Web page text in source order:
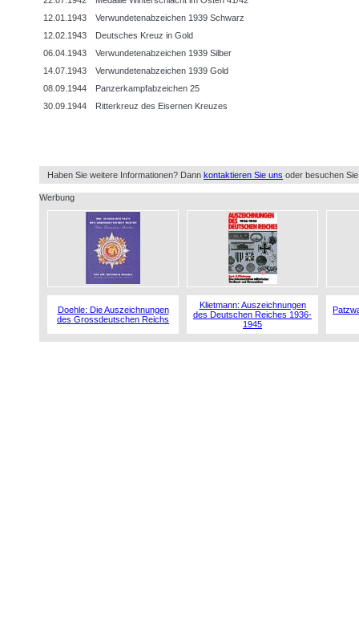
12.01.1943
Verwundetenabzeichen 1939 Schwarz
12.02.1943
Deutsches Kreuz in Gold
06.04.1943
Verwundetenabzeichen 1939 Silber
14.07.1943
Verwundetenabzeichen 1939 Gold
08.09.1944
Panzerkampfabzeichen 25
30.09.1944
Ritterkreuz des Eisernen Kreuzes
Haben Sie weitere Informationen? Dann kontaktieren Sie uns oder besuchen
Werbung
Doehle: Die Auszeichnungen
des Grossdeutschen Reichs
Klietmann: Auszeichnungen
des Deutschen Reiches 1936-
1945